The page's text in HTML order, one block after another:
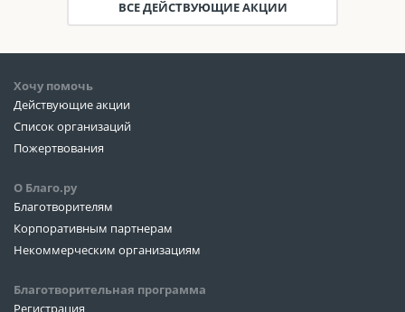
ВСЕ ДЕЙСТВУЮЩИЕ АКЦИИ
Хочу помочь
Действующие акции
Список организаций
Пожертвования
О Благо.ру
Благотворителям
Корпоративным партнерам
Некоммерческим организациям
Благотворительная программа